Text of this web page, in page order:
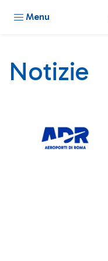
Menu
Notizie